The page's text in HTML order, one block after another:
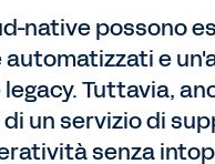
native possono
e
Tuttavia,
un servizio di
senza